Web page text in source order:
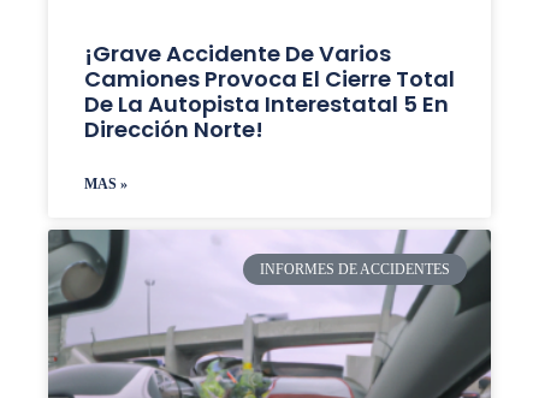
¡Grave Accidente De Varios
Camiones Provoca El Cierre Total
De La Autopista Interestatal 5 En
Dirección Norte!
MAS »
INFORMES DE ACCIDENTES